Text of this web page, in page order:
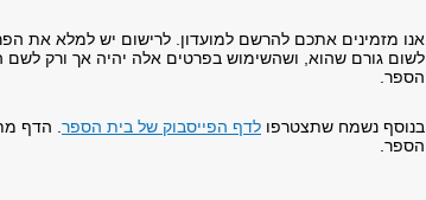
אנו מזמינים אתכם להרשם למועדון. לרישום יש למלא את
לשום גורם שהוא, ושהשימוש בפרטים אלה יהיה אך ורק לשם
הספר.
בנוסף נשמח שתצטרפו לדף הפייסבוק של בית הספר . הדף
הספר.